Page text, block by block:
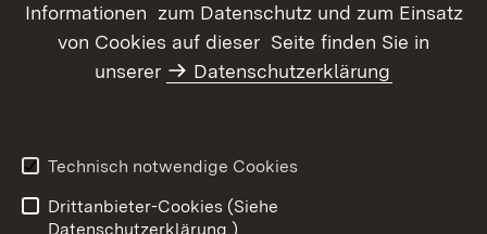
Barrierefreiheit
Benutzungshinweise
Informationssicherheit
Informationen zum Datenschutz und zum Einsatz
von Cookies auf dieser Seite finden Sie in
unserer
Datenschutzerklärung
Technisch notwendige Cookies
Drittanbieter-Cookies (Siehe
Datenschutzerklärung.)